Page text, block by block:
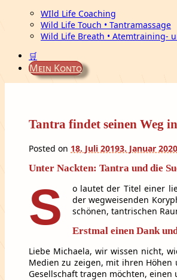
WIld Life Coaching
Wild Life Touch • Tantramassage
Wild Life Breath • Atemtraining-
🛒
Mein Konto
Tantra findet seinen Weg
Posted on 18. Juli 20193. Januar 2020
Unter Nackten: Tantra und die
S o lautet der Titel einer
der wegweisenden
schönen, tantrischen
Erstmal einen Dank
Liebe Michaela, wir wissen nicht,
Medien zu zeigen, mit ihren
Gesellschaft tragen möchten, einen